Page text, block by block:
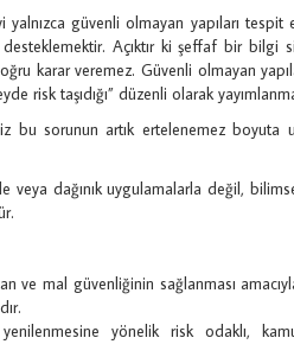
güvenli olmayan yapıları
Açıktır ki şeffaf bir bilgi
karar veremez. Güvenli olmayan
risk taşıdığı” düzenli olarak
bu sorunun artık ertelenemez boyuta
dağınık uygulamalarla değil,
ve mal güvenliğinin sağlanması
yönelik risk odaklı,